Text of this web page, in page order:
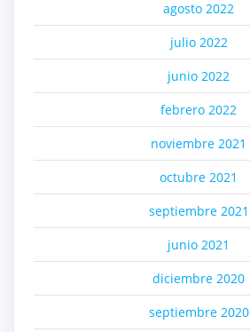
agosto 2022
julio 2022
junio 2022
febrero 2022
noviembre 2021
octubre 2021
septiembre 2021
junio 2021
diciembre 2020
septiembre 2020